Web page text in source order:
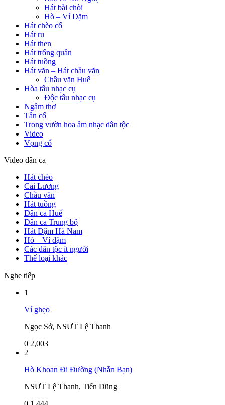
Hát bài chòi
Hò – Ví Dặm
Hát chèo cổ
Hát ru
Hát then
Hát trống quân
Hát tuồng
Hát văn – Hát chầu văn
Chầu văn Huế
Hòa tấu nhạc cụ
Độc tấu nhạc cụ
Ngâm thơ
Tân cổ
Trong vườn hoa âm nhạc dân tộc
Video
Vọng cổ
Video dân ca
Hát chèo
Cải Lương
Chầu văn
Hát tuồng
Dân ca Huế
Dân ca Trung bộ
Hát Dặm Hà Nam
Hò – Ví dặm
Các dân tộc ít người
Thể loại khác
Nghe tiếp
1
Ví ghẹo
Ngọc Sở, NSƯT Lệ Thanh
0 2,003
2
Hò Khoan Đi Đường (Nhắn Bạn)
NSƯT Lệ Thanh, Tiến Dũng